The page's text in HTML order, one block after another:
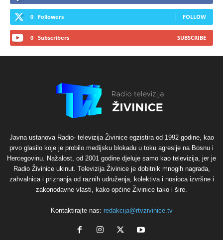
0 Followers FOLLOW
0 Subscribers SUBSCRIBE
Javna ustanova Radio- televizija Živinice egzistira od 1992 godine, kao
prvo glasilo koje je probilo medijsku blokadu u toku agresije na Bosnu i
Hercegovinu. Nažalost, od 2001 godine djeluje samo kao televizija, jer je
Radio Živinice ukinut. Televizija Živinice je dobitnik mnogih nagrada,
zahvalnica i priznanja od raznih udruženja, kolektiva i nosioca izvršne i
zakonodavne vlasti, kako općine Živinice tako i šire.
Kontaktirajte nas: redakcija@rtvzivinice.tv